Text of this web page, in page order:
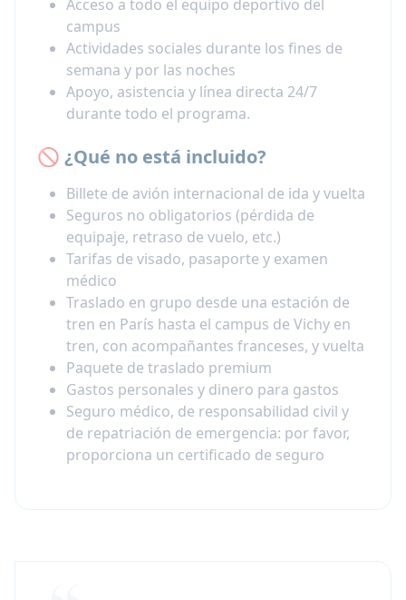
Acceso a todo el equipo deportivo del
campus
Actividades sociales durante los fines de
semana y por las noches
Apoyo, asistencia y línea directa 24/7
durante todo el programa.
🚫 ¿Qué no está incluido?
Billete de avión internacional de ida y vuelta
Seguros no obligatorios (pérdida de
equipaje, retraso de vuelo, etc.)
Tarifas de visado, pasaporte y examen
médico
Traslado en grupo desde una estación de
tren en París hasta el campus de Vichy en
tren, con acompañantes franceses, y vuelta
Paquete de traslado premium
Gastos personales y dinero para gastos
Seguro médico, de responsabilidad civil y
de repatriación de emergencia: por favor,
proporciona un certificado de seguro